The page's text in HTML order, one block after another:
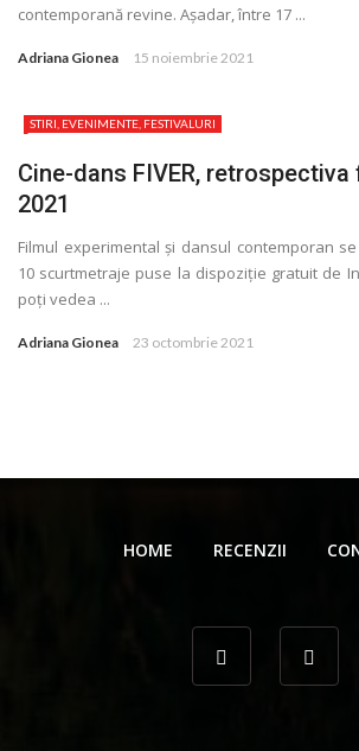
contemporană revine. Așadar, între 17 ...
Adriana Gionea 15 noiembrie 2021
STIRI, EVENIMENTE, FESTIVALURI
Cine-dans FIVER,
2021
Filmul experimental și dansul contemporan
10 scurtmetraje puse la dispoziţie gratuit de
poţi vedea ...
Adriana Gionea 23 octombrie 2021
HOME RECENZII